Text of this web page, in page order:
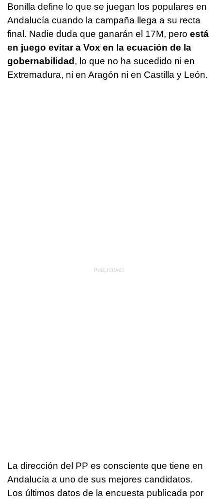
Bonilla define lo que se juegan los populares en
Andalucía cuando la campaña llega a su recta
final. Nadie duda que ganarán el 17M, pero está
en juego evitar a Vox en la ecuación de la
gobernabilidad , lo que no ha sucedido ni en
Extremadura, ni en Aragón ni en Castilla y León.
La dirección del PP es consciente que tiene en
Andalucía a uno de sus mejores candidatos.
Los últimos datos de la encuesta publicada por